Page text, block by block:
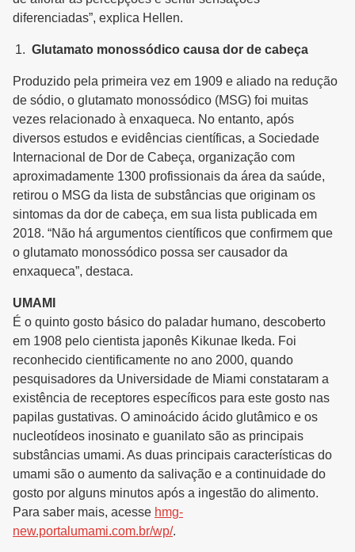
diferenciadas”, explica Hellen.
Glutamato monossódico causa dor de cabeça
Produzido pela primeira vez em 1909 e aliado na redução
de sódio, o glutamato monossódico (MSG) foi muitas
vezes relacionado à enxaqueca. No entanto, após
diversos estudos e evidências científicas, a Sociedade
Internacional de Dor de Cabeça, organização com
aproximadamente 1300 profissionais da área da saúde,
retirou o MSG da lista de substâncias que originam os
sintomas da dor de cabeça, em sua lista publicada em
2018. “Não há argumentos científicos que confirmem que
o glutamato monossódico possa ser causador da
enxaqueca”, destaca.
UMAMI
É o quinto gosto básico do paladar humano, descoberto
em 1908 pelo cientista japonês Kikunae Ikeda. Foi
reconhecido cientificamente no ano 2000, quando
pesquisadores da Universidade de Miami constataram a
existência de receptores específicos para este gosto nas
papilas gustativas. O aminoácido ácido glutâmico e os
nucleotídeos inosinato e guanilato são as principais
substâncias umami. As duas principais características do
umami são o aumento da salivação e a continuidade do
gosto por alguns minutos após a ingestão do alimento.
Para saber mais, acesse hmg-
new.portalumami.com.br/wp/.